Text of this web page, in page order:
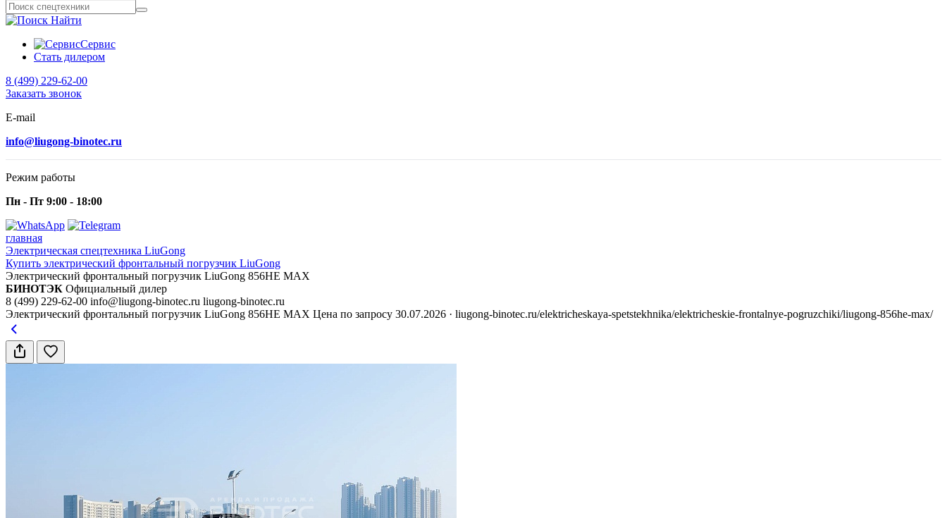
Найти
Сервис
Стать дилером
8 (499) 229-62-00
Заказать звонок
E-mail
info@liugong-binotec.ru
Режим работы
Пн - Пт 9:00 - 18:00
главная
Электрическая спецтехника LiuGong
Купить электрический фронтальный погрузчик LiuGong
Электрический фронтальный погрузчик LiuGong 856HE MAX
БИНОТЭК Официальный дилер
8 (499) 229-62-00 info@liugong-binotec.ru liugong-binotec.ru
Электрический фронтальный погрузчик LiuGong 856HE MAX Цена по запросу 30.07.2026 · liugong-binotec.ru/elektricheskaya-spetstekhnika/elektricheskie-frontalnye-pogruzchiki/liugong-856he-max/